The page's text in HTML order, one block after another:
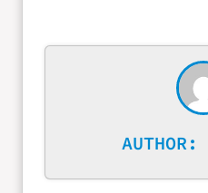
AUTHOR: